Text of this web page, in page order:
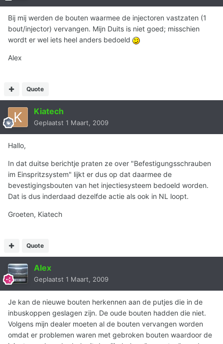
Bij mij werden de bouten waarmee de injectoren vastzaten (1
bout/injector) vervangen. Mijn Duits is niet goed; misschien
wordt er wel iets heel anders bedoeld
Alex
Quote
Kiatech
Geplaatst 1 Maart, 2009
Hallo,
In dat duitse berichtje praten ze over "Befestigungsschrauben
im Einspritzsystem" lijkt er dus op dat daarmee de
bevestigingsbouten van het injectiesysteem bedoeld worden.
Dat is dus inderdaad dezelfde actie als ook in NL loopt.
Groeten, Kiatech
Quote
Alex
Geplaatst 1 Maart, 2009
Je kan de nieuwe bouten herkennen aan de putjes die in de
inbuskoppen geslagen zijn. De oude bouten hadden die niet.
Volgens mijn dealer moeten al de bouten vervangen worden
omdat er problemen waren met gebroken bouten waardoor de